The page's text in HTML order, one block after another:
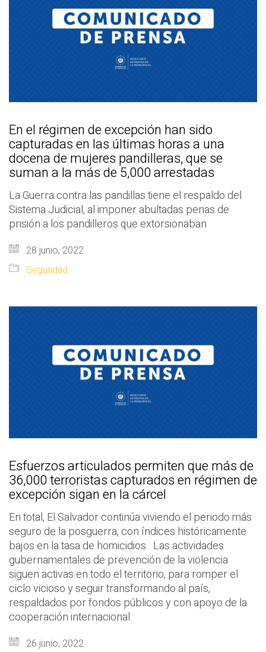
En el régimen de excepción han sido
capturadas en las últimas horas a una
docena de mujeres pandilleras, que se
suman a la más de 5,000 arrestadas
La Guerra contra las pandillas tiene el respaldo del
Sistema Judicial, al imponer abultadas penas de
prisión a los pandilleros que extorsionaban
28 junio, 2022
Seguridad
Esfuerzos articulados permiten que más de
36,000 terroristas capturados en régimen de
excepción sigan en la cárcel
En total, El Salvador continúa viviendo el periodo más
seguro de la posguerra, con índices históricamente
bajos en la tasa de homicidios. Las actividades
gubernamentales de prevención de la violencia
siguen activas en todo el territorio, para romper el
ciclo vicioso y seguir transformando al país,
respaldados por fondos públicos y con apoyo de la
cooperación internacional.
26 junio, 2022